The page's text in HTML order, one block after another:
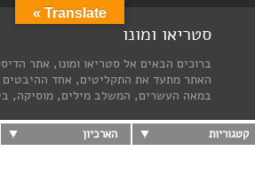
סטריאו ומונו
ברוכים הבאים אל סטריאו ומונו, אתר
האתר מתעד את התקליטים, אחד
במאה העשרים, המשלב מילים, מוסיקה,
קטגוריות הארכיון
Translate »